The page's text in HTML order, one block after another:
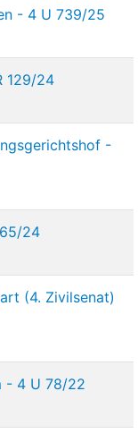
- 4 U 739/25
129/24
-
24
(4. Zivilsenat)
- 4 U 78/22